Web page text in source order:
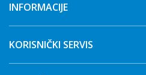
INFORMACIJE
KORISNIČKI SERVIS